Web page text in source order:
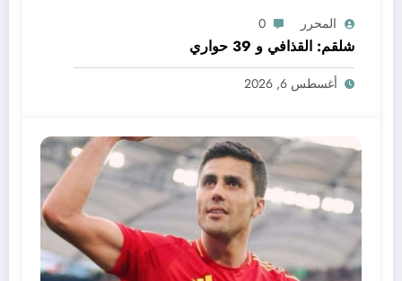
المحرر 0
شلقم: القذافي و 39 حواري
أغسطس 6, 2026